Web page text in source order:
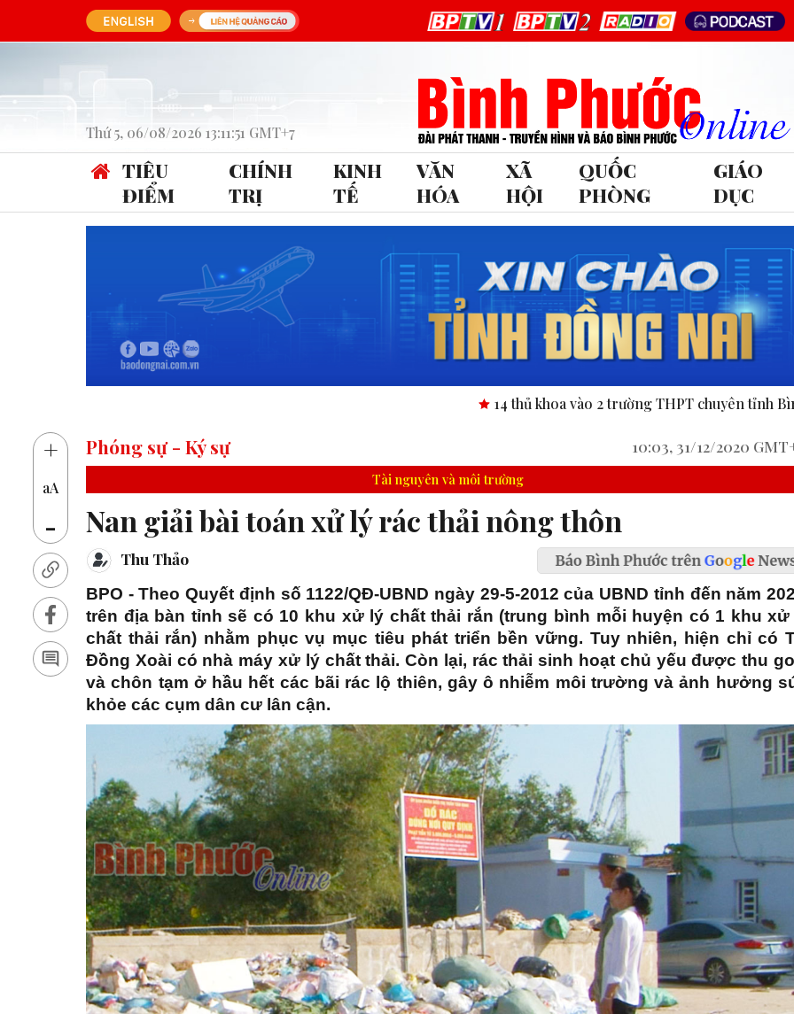
Thứ 5, 06/08/2026 13:11:51 GMT+7
TIÊU
ĐIỂM
CHÍNH
TRỊ
KINH
TẾ
VĂN
HÓA
XÃ
HỘI
QUỐC
PHÒNG
GIÁO
DỤC
14 thủ khoa vào 2 trường THPT chuyên tỉnh Bình Phước. Công
+
aA
-
Phóng sự - Ký sự 10:03, 31/12/2020
Tài nguyên và môi trường
Nan giải bài toán xử lý rác thải nông thôn
Thu Thảo
BPO - Theo Quyết định số 1122/QĐ-UBND ngày 29-5-2012 của UBND tỉnh đến năm
trên địa bàn tỉnh sẽ có 10 khu xử lý chất thải rắn (trung bình mỗi huyện có 1 khu
chất thải rắn) nhằm phục vụ mục tiêu phát triển bền vững. Tuy nhiên, hiện chỉ có
Đồng Xoài có nhà máy xử lý chất thải. Còn lại, rác thải sinh hoạt chủ yếu được thu
và chôn tạm ở hầu hết các bãi rác lộ thiên, gây ô nhiễm môi trường và ảnh hưởng
khỏe các cụm dân cư lân cận.